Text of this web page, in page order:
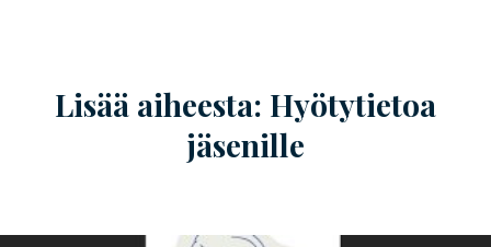
Lisää aiheesta: Hyötytietoa
jäsenille